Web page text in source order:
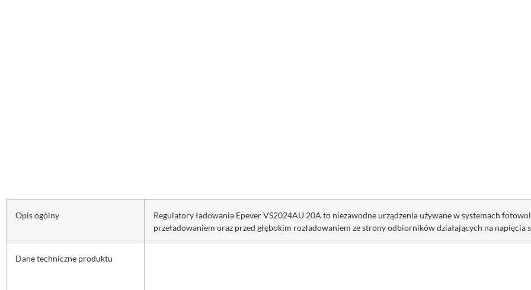
Opis ogólny
Regulatory ładowania Epever VS2024AU 20A to niezawodne urządzenia używane w systemach
przeładowaniem oraz przed głębokim rozładowaniem ze strony odbiorników działających na napięcia
Dane techniczne produktu